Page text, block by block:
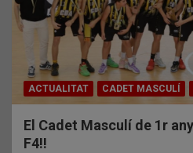
ACTUALITAT CADET MASCULÍ
El Cadet Masculí de 1r
F4!!